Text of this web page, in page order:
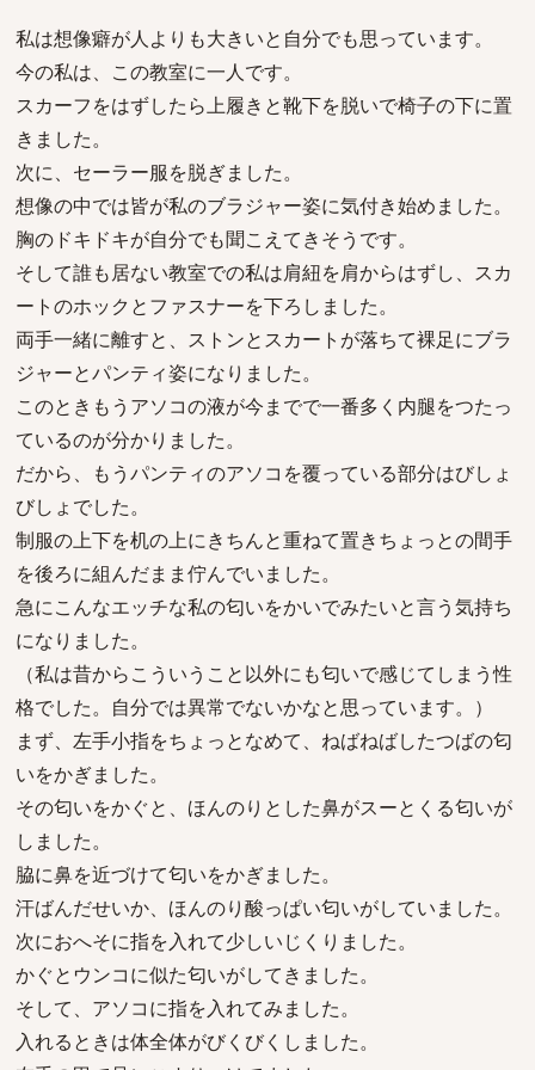
私は想像癖が人よりも大きいと自分でも思っています。
今の私は、この教室に一人です。
スカーフをはずしたら上履きと靴下を脱いで椅子の下に置
きました。
次に、セーラー服を脱ぎました。
想像の中では皆が私のブラジャー姿に気付き始めました。
胸のドキドキが自分でも聞こえてきそうです。
そして誰も居ない教室での私は肩紐を肩からはずし、スカ
ートのホックとファスナーを下ろしました。
両手一緒に離すと、ストンとスカートが落ちて裸足にブラ
ジャーとパンティ姿になりました。
このときもうアソコの液が今までで一番多く内腿をつたっ
ているのが分かりました。
だから、もうパンティのアソコを覆っている部分はびしょ
びしょでした。
制服の上下を机の上にきちんと重ねて置きちょっとの間手
を後ろに組んだまま佇んでいました。
急にこんなエッチな私の匂いをかいでみたいと言う気持ち
になりました。
（私は昔からこういうこと以外にも匂いで感じてしまう性
格でした。自分では異常でないかなと思っています。）
まず、左手小指をちょっとなめて、ねばねばしたつばの匂
いをかぎました。
その匂いをかぐと、ほんのりとした鼻がスーとくる匂いが
しました。
脇に鼻を近づけて匂いをかぎました。
汗ばんだせいか、ほんのり酸っぱい匂いがしていました。
次におへそに指を入れて少しいじくりました。
かぐとウンコに似た匂いがしてきました。
そして、アソコに指を入れてみました。
入れるときは体全体がびくびくしました。